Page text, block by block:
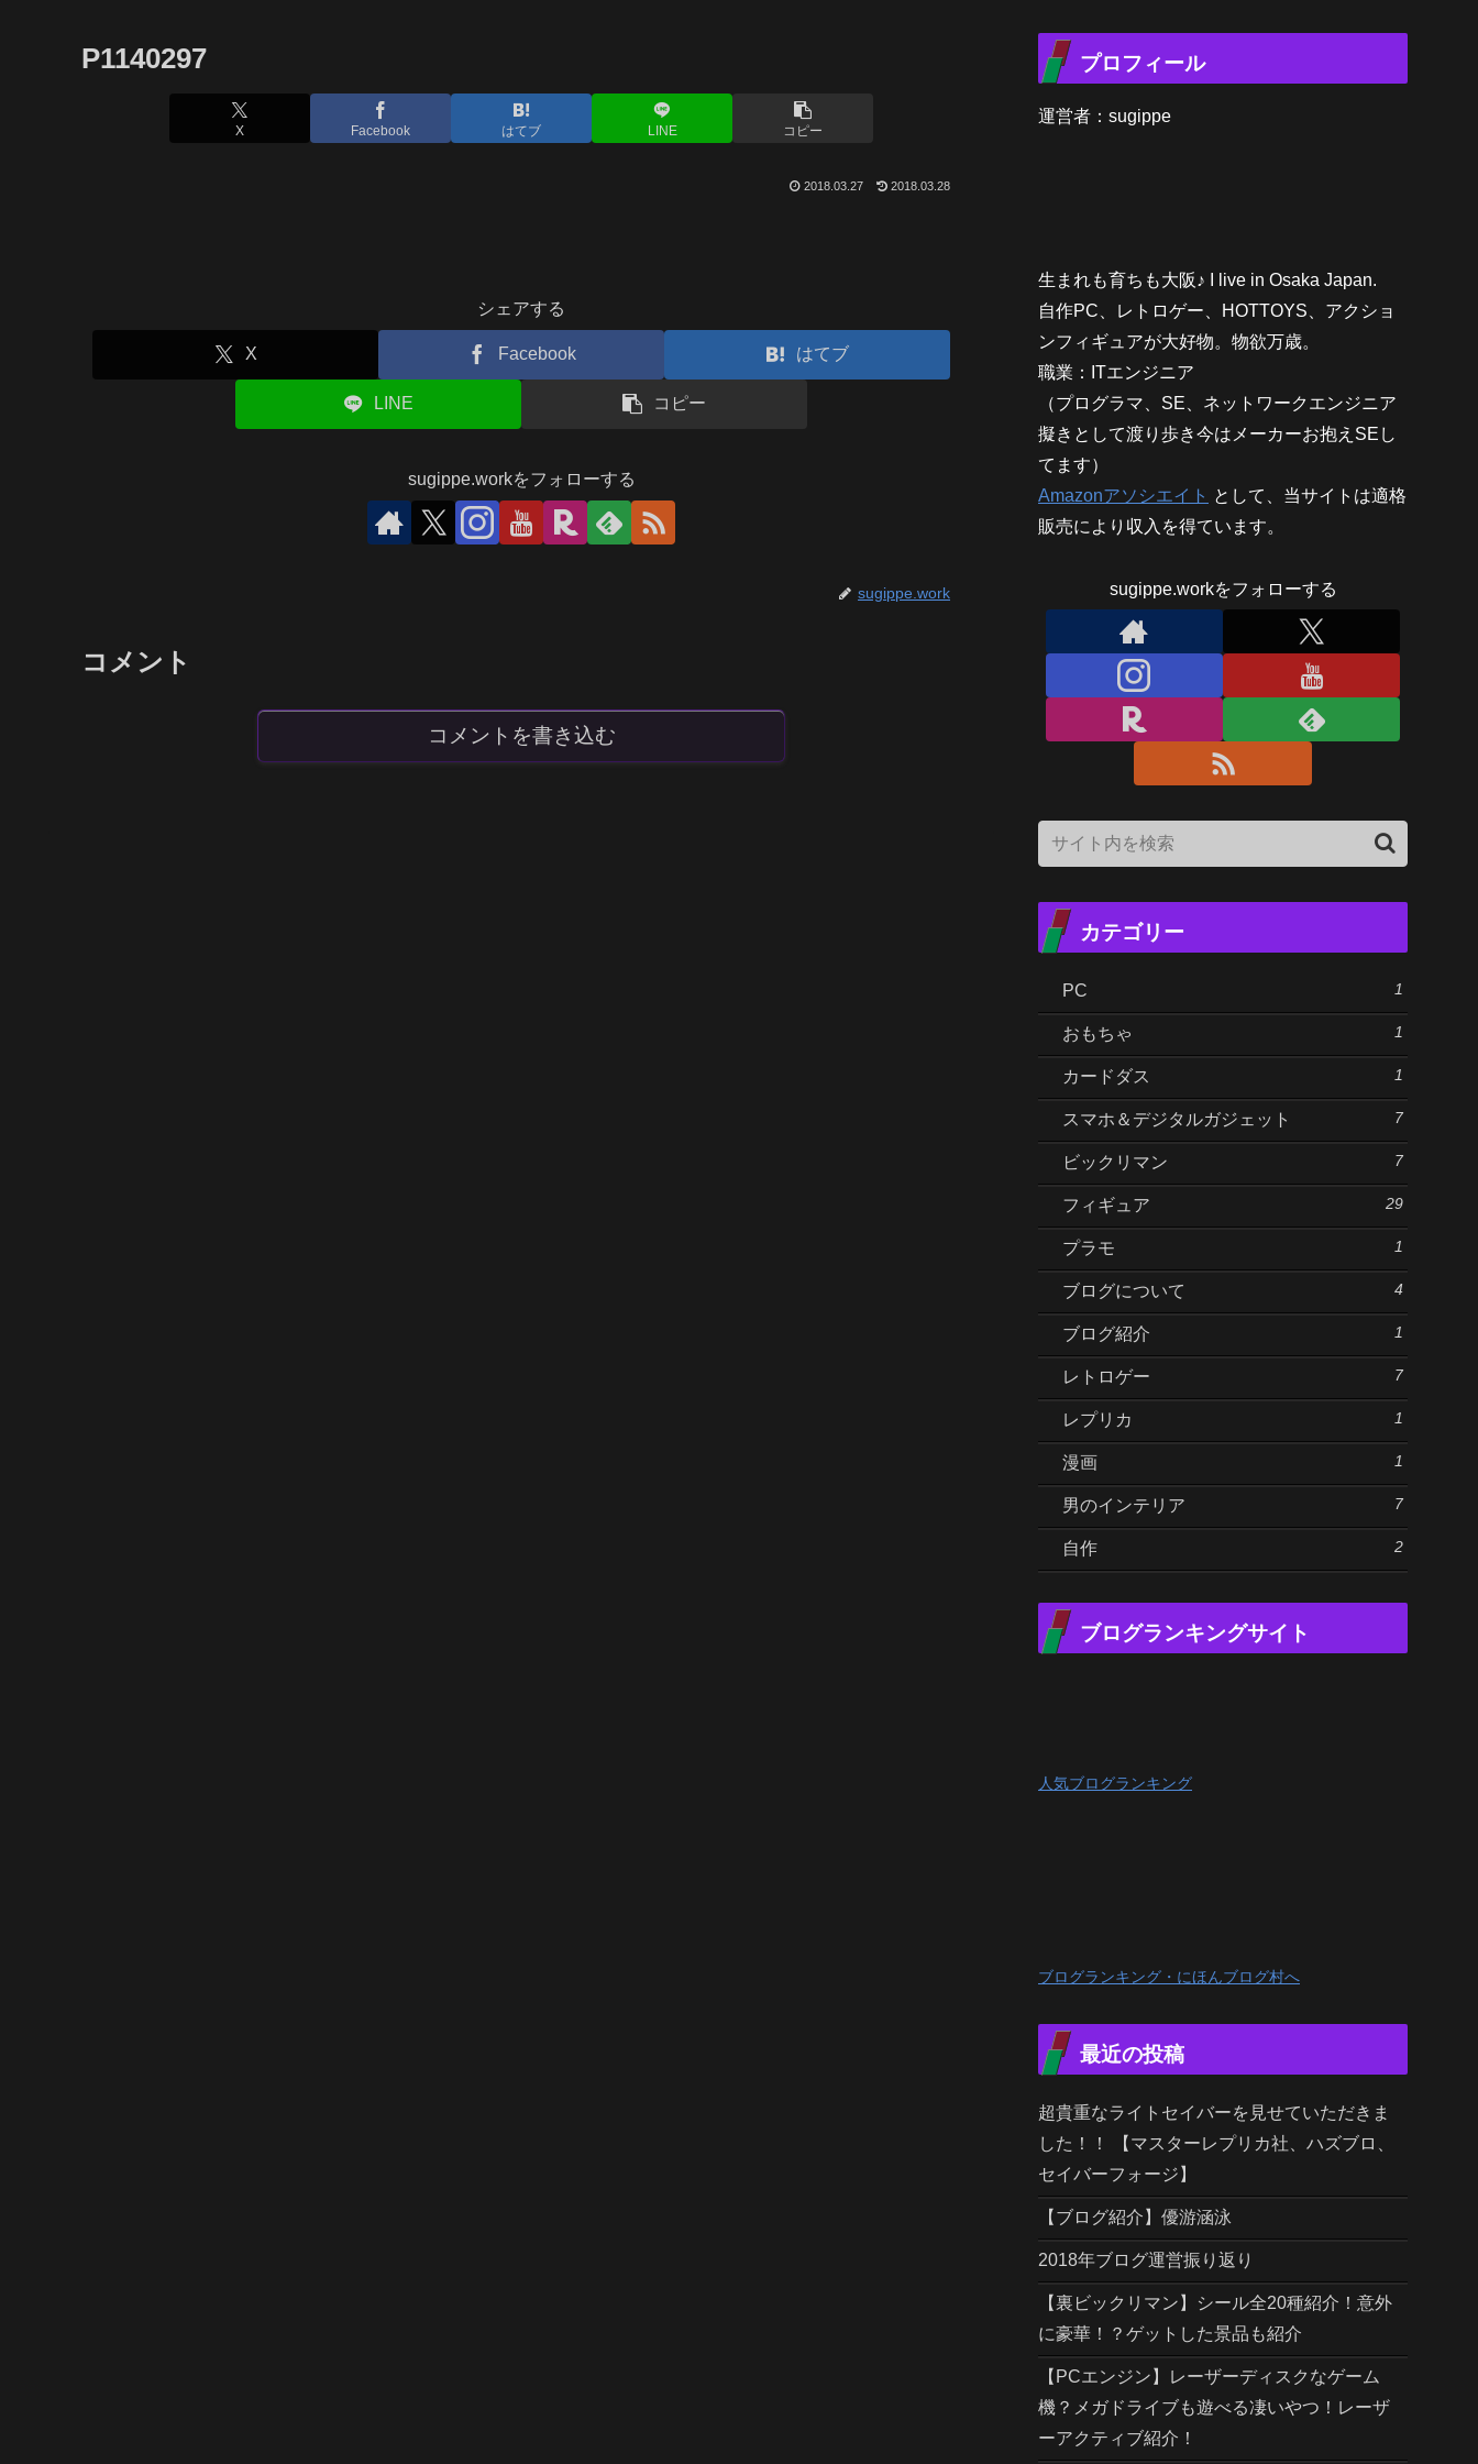
P1140297
X Facebook はてブ LINE コピー
2018.03.27 2018.03.28
シェアする
X Facebook はてブ
LINE コピー
sugippe.workをフォローする
sugippe.work
コメント
コメントを書き込む
プロフィール
運営者：sugippe
生まれも育ちも大阪♪ I live in Osaka Japan.
自作PC、レトロゲー、HOTTOYS、アクショ
ンフィギュアが大好物。物欲万歳。
職業：ITエンジニア
（プログラマ、SE、ネットワークエンジニア
擬きとして渡り歩き今はメーカーお抱えSEし
てます）
Amazonアソシエイト として、当サイトは適格
販売により収入を得ています。
sugippe.workをフォローする
カテゴリー
PC 1
おもちゃ 1
カードダス 1
スマホ＆デジタルガジェット 7
ビックリマン 7
フィギュア 29
プラモ 1
ブログについて 4
ブログ紹介 1
レトロゲー 7
レプリカ 1
漫画 1
男のインテリア 7
自作 2
ブログランキングサイト
人気ブログランキング
ブログランキング・にほんブログ村へ
最近の投稿
超貴重なライトセイバーを見せていただきま
した！！ 【マスターレプリカ社、ハズブロ、
セイバーフォージ】
【ブログ紹介】優游涵泳
2018年ブログ運営振り返り
【裏ビックリマン】シール全20種紹介！意外
に豪華！？ゲットした景品も紹介
【PCエンジン】レーザーディスクなゲーム
機？メガドライブも遊べる凄いやつ！レーザ
ーアクティブ紹介！